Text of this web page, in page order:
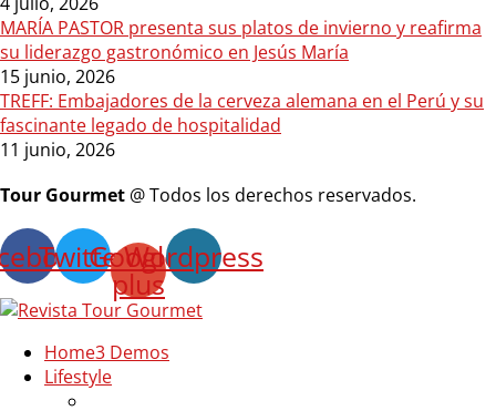
MARÍA PASTOR presenta sus platos de invierno y reafirma
su liderazgo gastronómico en Jesús María
15 junio, 2026
TREFF: Embajadores de la cerveza alemana en el Perú y su
fascinante legado de hospitalidad
11 junio, 2026
Tour Gourmet @ Todos los derechos reservados.
TwitterGoogle-
plus
Wordpress
Home3 Demos
Lifestyle